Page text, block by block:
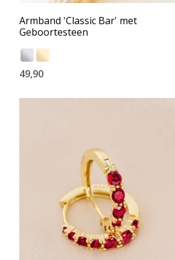
Armband 'Classic Bar' met
Geboortesteen
49,90